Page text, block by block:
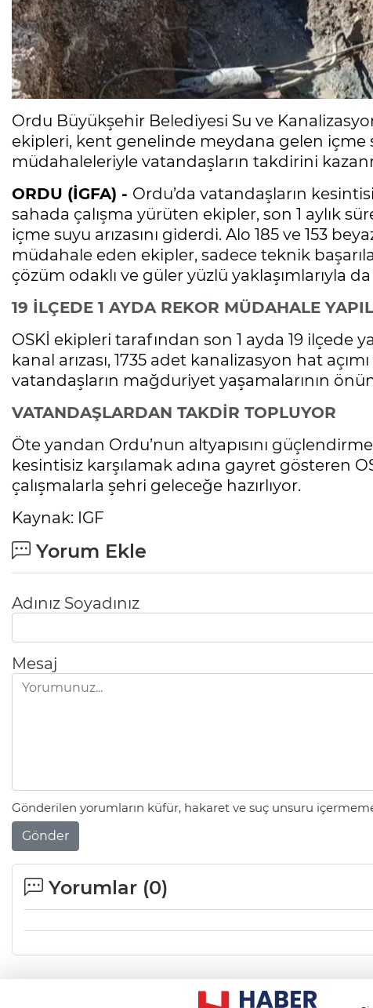
Ordu Büyükşehir Belediyesi Su ve
ekipleri, kent genelinde meydana gelen içme
müdahaleleriyle vatandaşların takdirini
ORDU (İGFA) - Ordu’da vatandaşların
sahada çalışma yürüten ekipler, son 1 aylık
içme suyu arızasını giderdi. Alo 185 ve 153
müdahale eden ekipler, sadece teknik
çözüm odaklı ve güler yüzlü yaklaşımlarıyla
19 İLÇEDE 1 AYDA REKOR MÜDAHALE
OSKİ ekipleri tarafından son 1 ayda 19 ilçede
kanal arızası, 1735 adet kanalizasyon hat
vatandaşların mağduriyet yaşamalarının
VATANDAŞLARDAN TAKDİR TOPLUYOR
Öte yandan Ordu’nun altyapısını
kesintisiz karşılamak adına gayret gösteren
çalışmalarla şehri geleceğe hazırlıyor.
Kaynak: IGF
Yorum Ekle
Adınız Soyadınız
Mesaj
Gönderilen yorumların küfür, hakaret ve suç unsuru
Gönder
Yorumlar (0)